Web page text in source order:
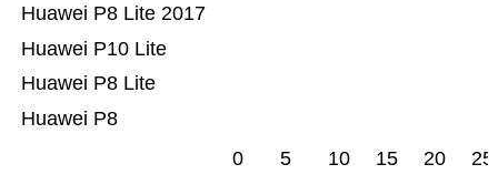
Huawei P8
Huawei P8 Lite
Huawei P10 Lite
Huawei P8 Lite 2017
0 5 10 15 20 25